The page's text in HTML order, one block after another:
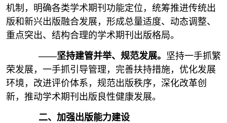
机制，明确各类学术期刊功能定位，统筹推进传统出
版和新兴出版融合发展，形成总量适度、动态调整、
重点突出、结构合理的学术期刊出版格局。
——坚持建管并举、规范发展。 坚持一手抓繁
荣发展，一手抓引导管理，完善扶持措施，优化发展
环境，改进评价体系，规范出版秩序，深化改革创
新，推动学术期刊出版良性健康发展。
二、加强出版能力建设